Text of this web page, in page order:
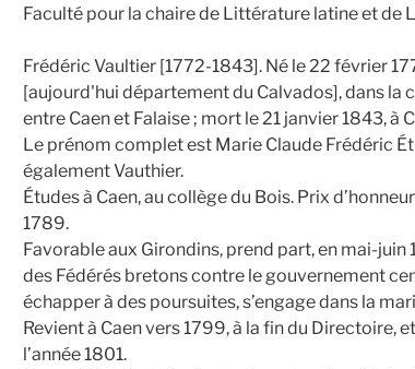
Faculté pour la chaire de Littérature latine et de
Frédéric Vaultier [1772-1843]. Né le 22 février
[aujourd'hui département du Calvados], dans la
entre Caen et Falaise ; mort le 21 janvier 1843, à
Le prénom complet est Marie Claude Frédéric
également Vauthier.
Études à Caen, au collège du Bois. Prix
1789.
Favorable aux Girondins, prend part, en mai-juin
des Fédérés bretons contre le gouvernement
échapper à des poursuites, s’engage dans la
Revient à Caen vers 1799, à la fin du Directoire,
l’année 1801.